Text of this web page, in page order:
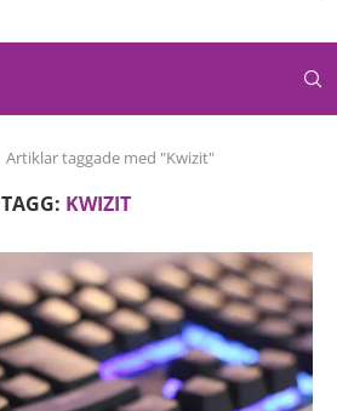
Artiklar taggade med "Kwizit"
TAGG: KWIZIT